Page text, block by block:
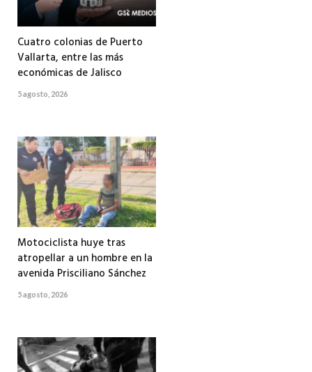
Cuatro colonias de Puerto
Vallarta, entre las más
económicas de Jalisco
5 agosto, 2026
Motociclista huye tras
atropellar a un hombre en la
avenida Prisciliano Sánchez
5 agosto, 2026